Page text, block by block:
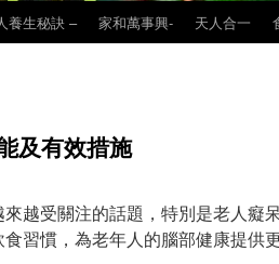
養生秘訣 – 家和萬事興- 天人合一
及有效措施
越受關注的話題，特別是老人癡
習慣，為老年人的腦部健康提供